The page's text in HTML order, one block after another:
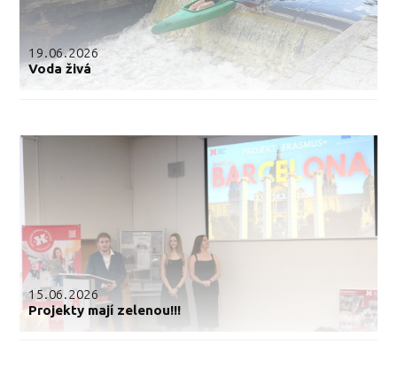
19.06.2026
Voda živá
15.06.2026
Projekty mají zelenou!!!